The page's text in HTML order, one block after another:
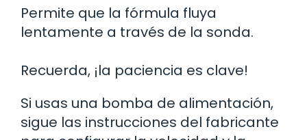
Permite que la fórmula fluya
lentamente a través de la sonda.
Recuerda, ¡la paciencia es clave!
Si usas una bomba de alimentación,
sigue las instrucciones del fabricante